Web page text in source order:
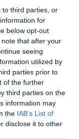
to third parties, or
for
below opt-out
that after your
seeing
utilized by
parties prior to
of the further
third parties on the
information may
the IAB’s List of
disclose it to other
utrzymaniu się na
swojej mapie,
tak samo źle dla
razem jednak,
punkt, to
rund. Nie
przejęło od tego
fason. W
NEO do
trzech oczek. Ci